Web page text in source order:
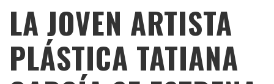
LA JOVEN ARTISTA
PLÁSTICA TATIANA